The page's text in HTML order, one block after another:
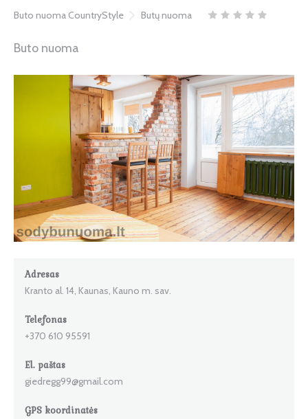
Buto nuoma CountryStyle Butų nuoma
Buto nuoma
Adresas
Kranto al. 14, Kaunas, Kauno m. sav.
Telefonas
+370 610 95591
El. paštas
giedregg99@gmail.com
GPS koordinatės